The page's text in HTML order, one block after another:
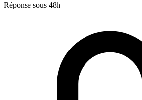
Réponse sous 48h